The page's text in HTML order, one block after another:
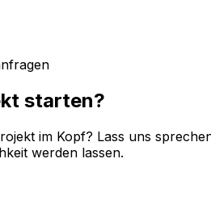
starten?
im Kopf? Lass uns
werden lassen.